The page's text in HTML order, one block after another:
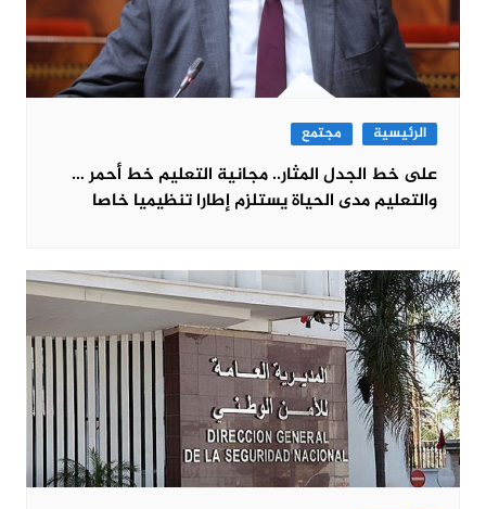
الرئيسية مجتمع
على خط الجدل المثار.. مجانية التعليم خط أحمر …
والتعليم مدى الحياة يستلزم إطارا تنظيميا خاصا